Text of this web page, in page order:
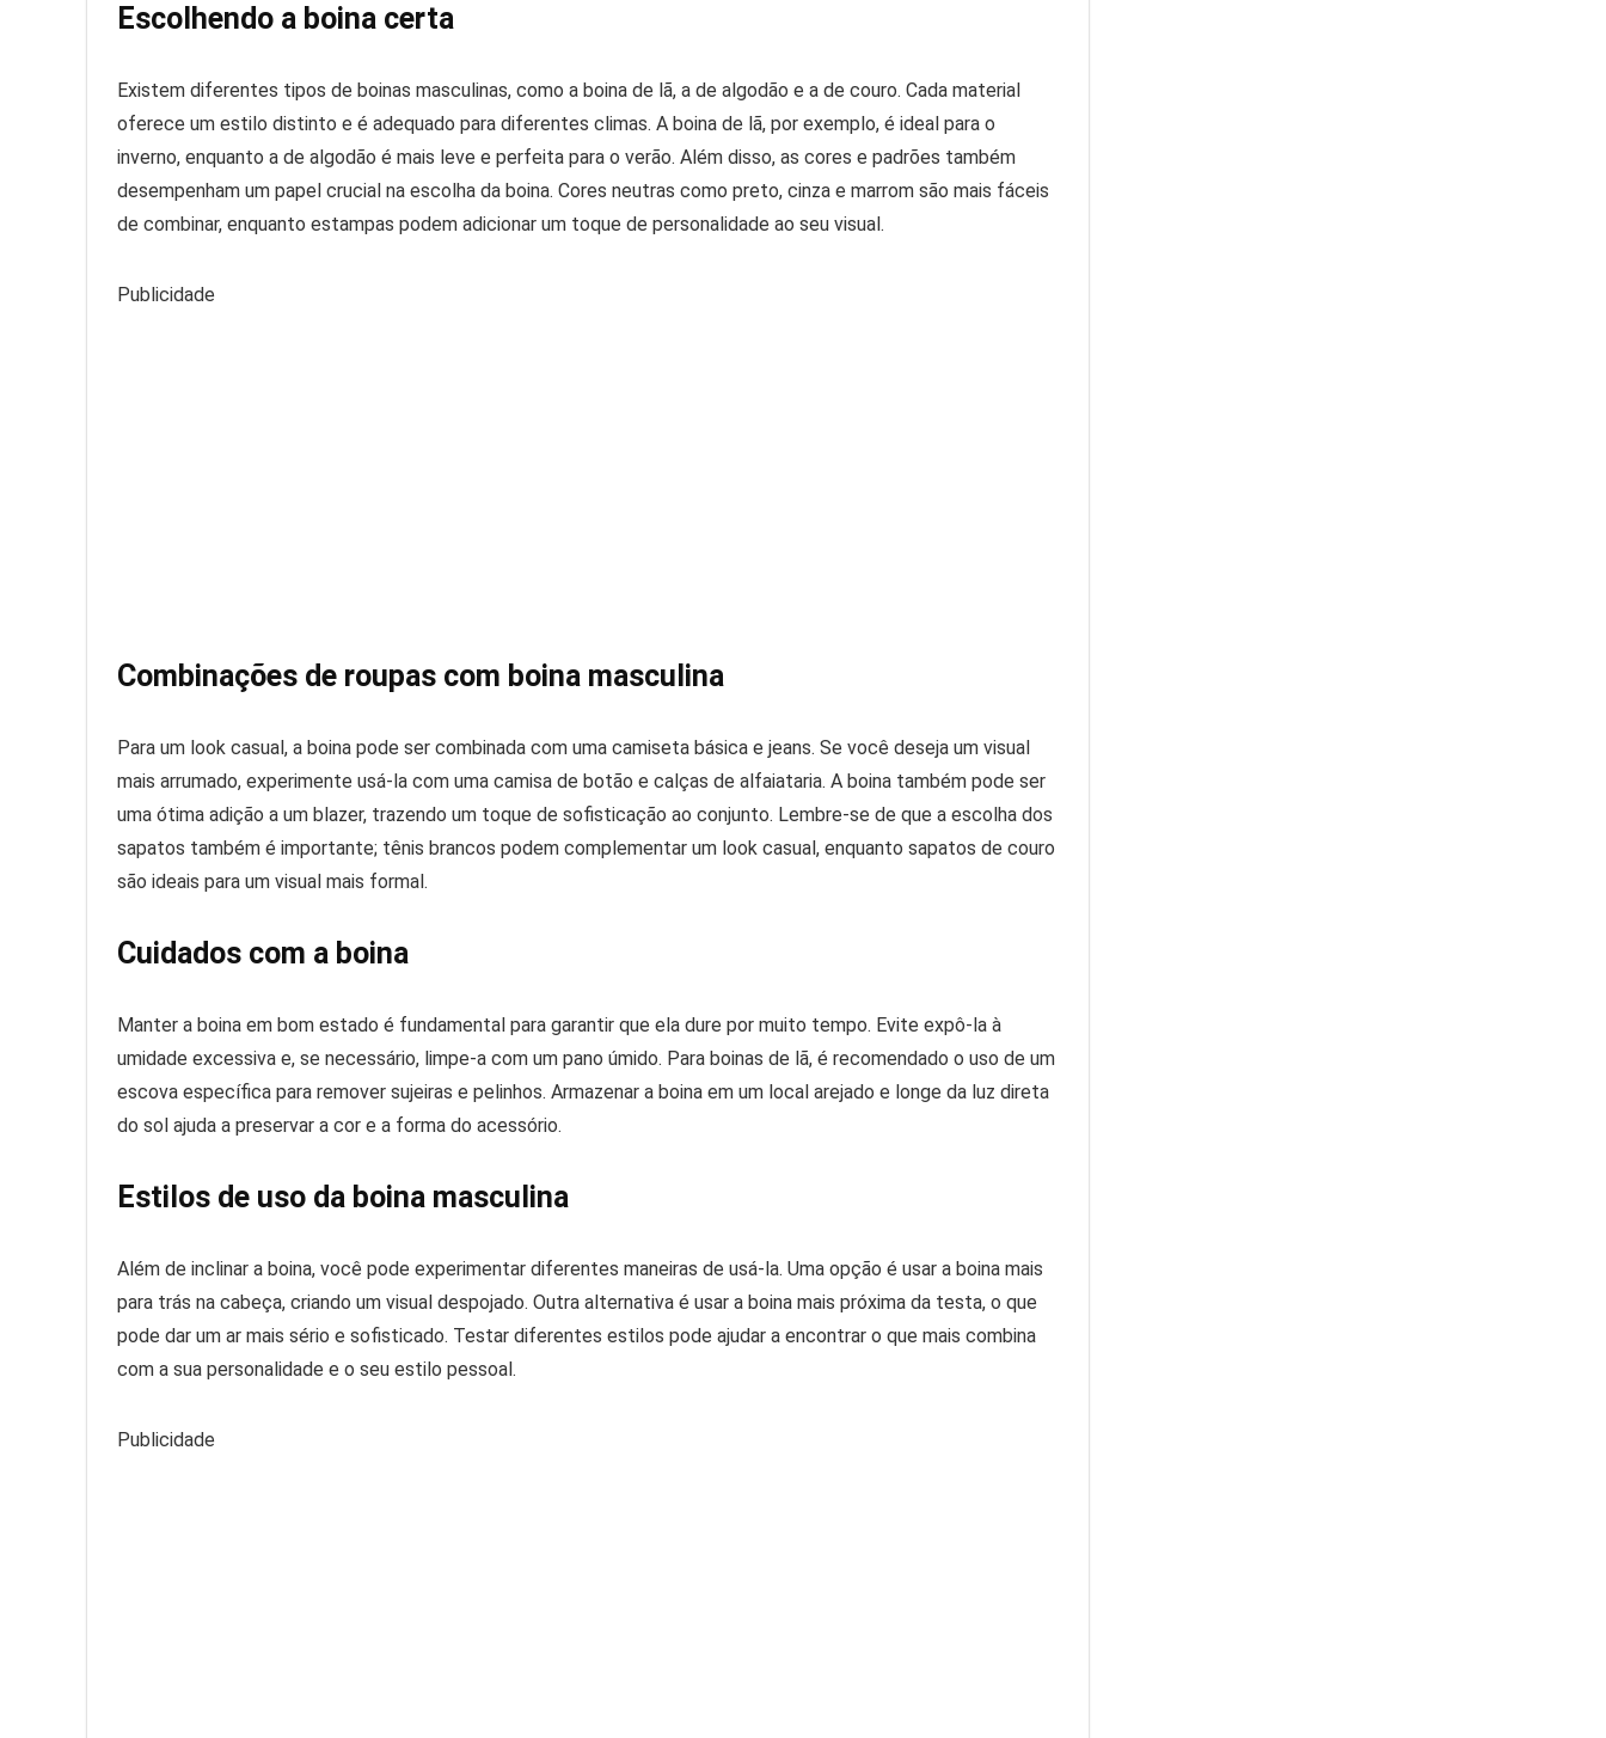
Escolhendo a boina certa
Existem diferentes tipos de boinas masculinas, como a boina de lã, a de algodão e a de couro. Cada material
oferece um estilo distinto e é adequado para diferentes climas. A boina de lã, por exemplo, é ideal para o
inverno, enquanto a de algodão é mais leve e perfeita para o verão. Além disso, as cores e padrões também
desempenham um papel crucial na escolha da boina. Cores neutras como preto, cinza e marrom são mais fáceis
de combinar, enquanto estampas podem adicionar um toque de personalidade ao seu visual.
Publicidade
Combinações de roupas com boina masculina
Para um look casual, a boina pode ser combinada com uma camiseta básica e jeans. Se você deseja um visual
mais arrumado, experimente usá-la com uma camisa de botão e calças de alfaiataria. A boina também pode ser
uma ótima adição a um blazer, trazendo um toque de sofisticação ao conjunto. Lembre-se de que a escolha dos
sapatos também é importante; tênis brancos podem complementar um look casual, enquanto sapatos de couro
são ideais para um visual mais formal.
Cuidados com a boina
Manter a boina em bom estado é fundamental para garantir que ela dure por muito tempo. Evite expô-la à
umidade excessiva e, se necessário, limpe-a com um pano úmido. Para boinas de lã, é recomendado o uso de um
escova específica para remover sujeiras e pelinhos. Armazenar a boina em um local arejado e longe da luz direta
do sol ajuda a preservar a cor e a forma do acessório.
Estilos de uso da boina masculina
Além de inclinar a boina, você pode experimentar diferentes maneiras de usá-la. Uma opção é usar a boina mais
para trás na cabeça, criando um visual despojado. Outra alternativa é usar a boina mais próxima da testa, o que
pode dar um ar mais sério e sofisticado. Testar diferentes estilos pode ajudar a encontrar o que mais combina
com a sua personalidade e o seu estilo pessoal.
Publicidade